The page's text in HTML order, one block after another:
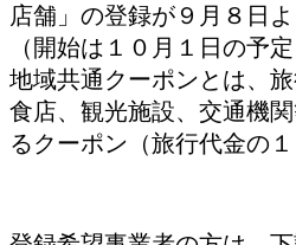
店舗」の登録が９月８日
（開始は１０月１日の予定
地域共通クーポンとは、
食店、観光施設、交通機
るクーポン（旅行代金の１